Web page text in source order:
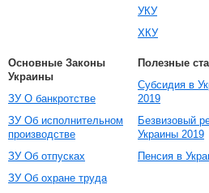
УКУ
ХКУ
Основные Законы
Украины
ЗУ О банкротстве
ЗУ Об исполнительном
производстве
ЗУ Об отпусках
ЗУ Об охране труда
Полезные
Субсидия в
2019
Безвизовый
Украины 2019
Пенсия в